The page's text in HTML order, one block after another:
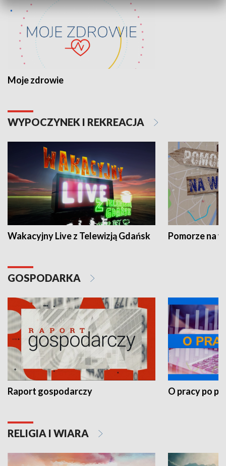
Moje zdrowie
WYPOCZYNEK I REKREACJA
Wakacyjny Live z Telewizją Gdańsk Pomorze na
GOSPODARKA
Raport gospodarczy O pracy po
RELIGIA I WIARA